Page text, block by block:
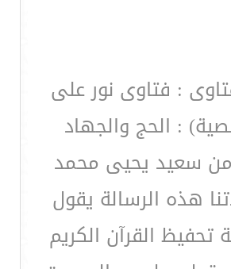
: فتاوى نور على
: الحج والجهاد
سعيد يحيى محمد
هذه الرسالة يقول
القرآن الكريم